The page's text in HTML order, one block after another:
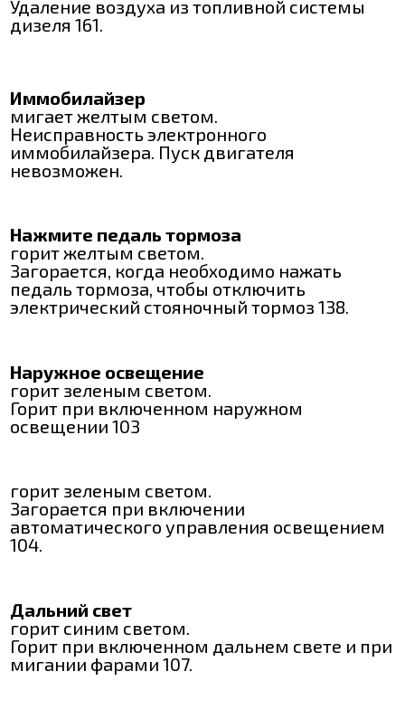
Удаление воздуха из топливной системы
дизеля 161.
Иммобилайзер
мигает желтым светом.
Неисправность электронного
иммобилайзера. Пуск двигателя
невозможен.
Нажмите педаль тормоза
горит желтым светом.
Загорается, когда необходимо нажать
педаль тормоза, чтобы отключить
электрический стояночный тормоз 138.
Наружное освещение
горит зеленым светом.
Горит при включенном наружном
освещении 103
горит зеленым светом.
Загорается при включении
автоматического управления освещением
104.
Дальний свет
горит синим светом.
Горит при включенном дальнем свете и при
мигании фарами 107.